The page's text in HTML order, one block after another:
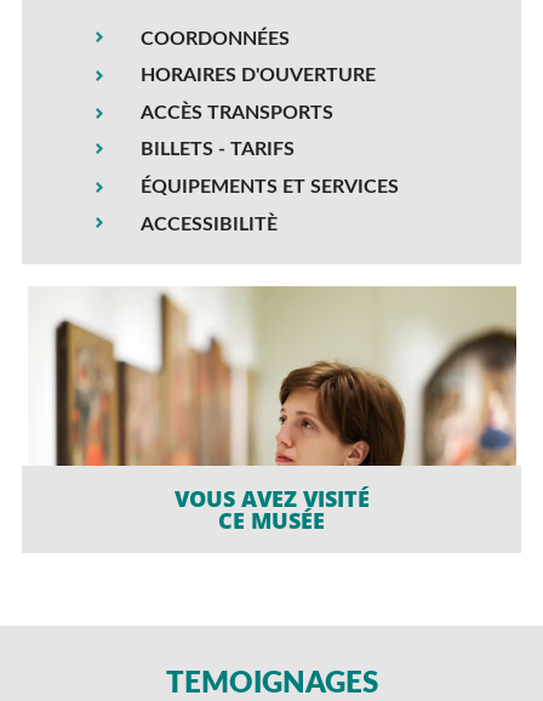
COORDONNÉES
HORAIRES D'OUVERTURE
ACCÈS TRANSPORTS
BILLETS - TARIFS
ÉQUIPEMENTS ET SERVICES
ACCESSIBILITÈ
VOUS AVEZ VISITÉ
CE MUSÉE
TÉMOIGNAGES